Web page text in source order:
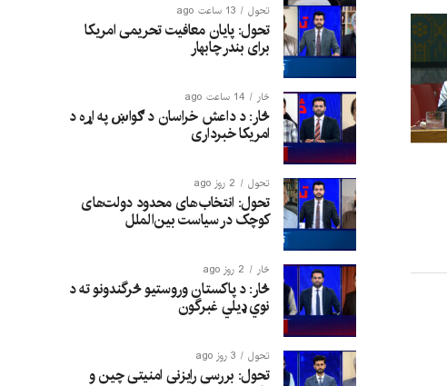
تحول 13 ساعت ago
تحول: پایان معافیت تحریمی امریکا
برای بندر چابهار
څار 14 ساعت ago
څار: د داعش خراسان د ګواښ په اړه د
امریکا خبرداری
تحول 2 روز ago
تحول: انتخاب‌های محدود دولت‌های
کوچک در سیاست بین‌الملل
څار 2 روز ago
څار: د پاکستان وروستیو څرگندونو ته د
نوي ډیلي غبرگون
تحول 3 روز ago
تحول: بررسی رایزنی امنیتی چین و